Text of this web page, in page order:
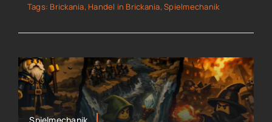
Tags: Brickania, Handel in Brickania,Spielmechanik